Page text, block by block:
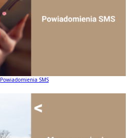
Powiadomienia SMS